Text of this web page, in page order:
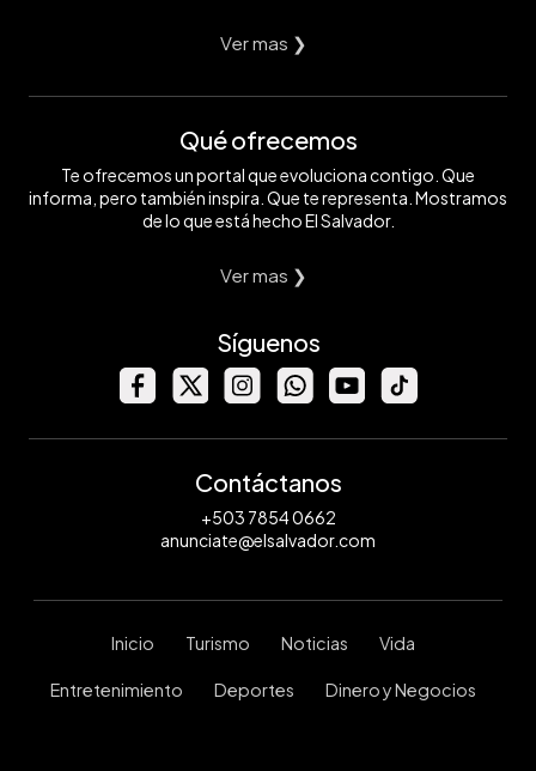
Ver mas ❯
Qué ofrecemos
Te ofrecemos un portal que evoluciona contigo. Que
informa, pero también inspira. Que te representa. Mostramos
de lo que está hecho El Salvador.
Ver mas ❯
Síguenos
Contáctanos
+503 7854 0662
anunciate@elsalvador.com
Inicio Turismo Noticias Vida
Entretenimiento Deportes Dinero y Negocios